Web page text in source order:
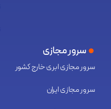
سرور مجازی
سرور مجازی ابری خارج کشور
سرور مجازی ایران